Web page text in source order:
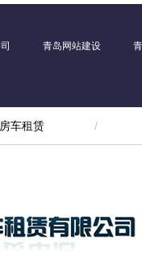
青岛网站建设
车租赁